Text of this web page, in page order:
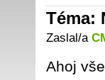
Téma:
Zaslal/a
Ahoj